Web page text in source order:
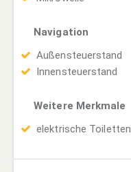
Navigation
Außensteuerstand
Innensteuerstand
Weitere Merkmale
elektrische Toiletten